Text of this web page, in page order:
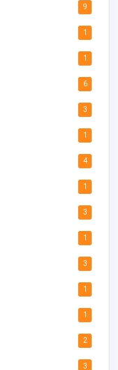
9
1
1
6
3
1
4
1
3
1
3
1
1
2
3